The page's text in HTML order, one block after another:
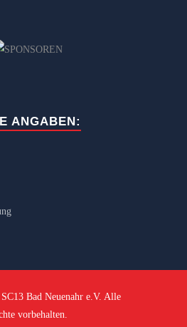
ANGABEN:
Bad Neuenahr e.V. Alle
vorbehalten.